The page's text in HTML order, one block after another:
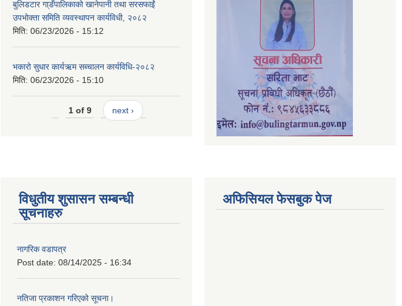
बुलिडटार गा्डँपालिकाको खानेपानी तथा सरसफाईं
उपभोक्ता समिति व्यवस्थापन कार्यविधी, २०८२
मिति: 06/23/2026 - 15:12
भकारो सुधार कार्यऋम सब्चालन कार्यविधि-२०८२
मिति: 06/23/2026 - 15:10
1 of 9 next ›
विधुतीय शुसासन सम्बन्धी
सूचनाहरु
नागरिक वडापत्र
Post date: 08/14/2025 - 16:34
नतिजा प्रकाशन गरिएको सूचना।
अफिसियल फेसबुक पेज